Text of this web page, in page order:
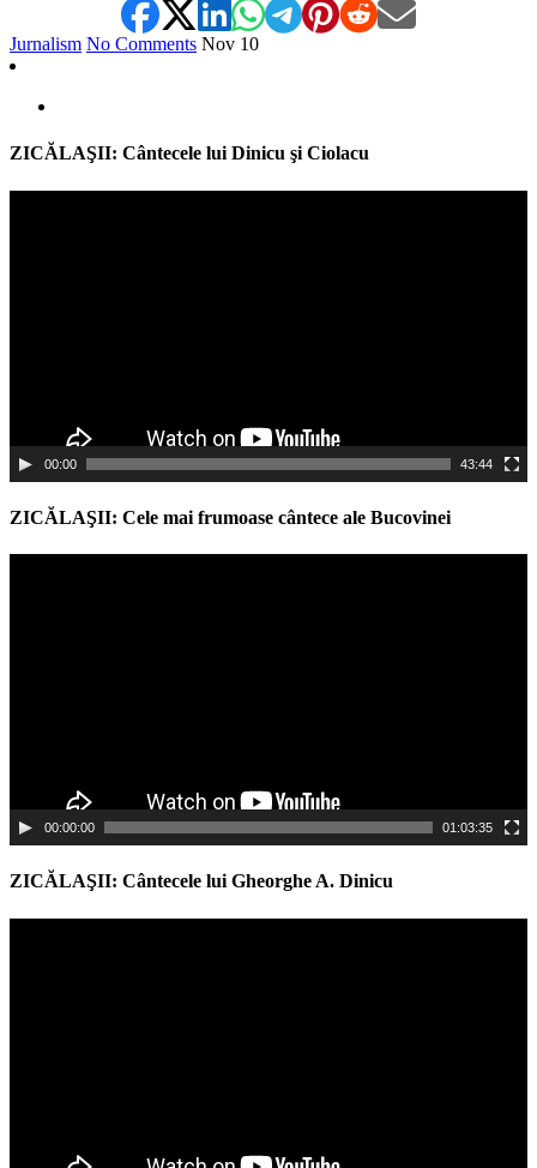
Jurnalism No Comments Nov 10
ZICĂLAŞII: Cântecele lui Dinicu şi Ciolacu
00:00 43:44
ZICĂLAŞII: Cele mai frumoase cântece ale Bucovinei
00:00:00 01:03:35
ZICĂLAŞII: Cântecele lui Gheorghe A. Dinicu